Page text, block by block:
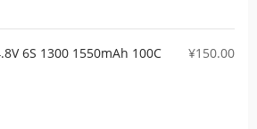
6S 1300 1550mAh 100C
¥150.00